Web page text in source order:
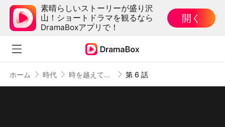
素晴らしいストーリーが盛り沢
山！ショートドラマを観るなら
DramaBoxアプリで！
開く
ホーム 時代 時を越えて、君を愛す 第 6 話